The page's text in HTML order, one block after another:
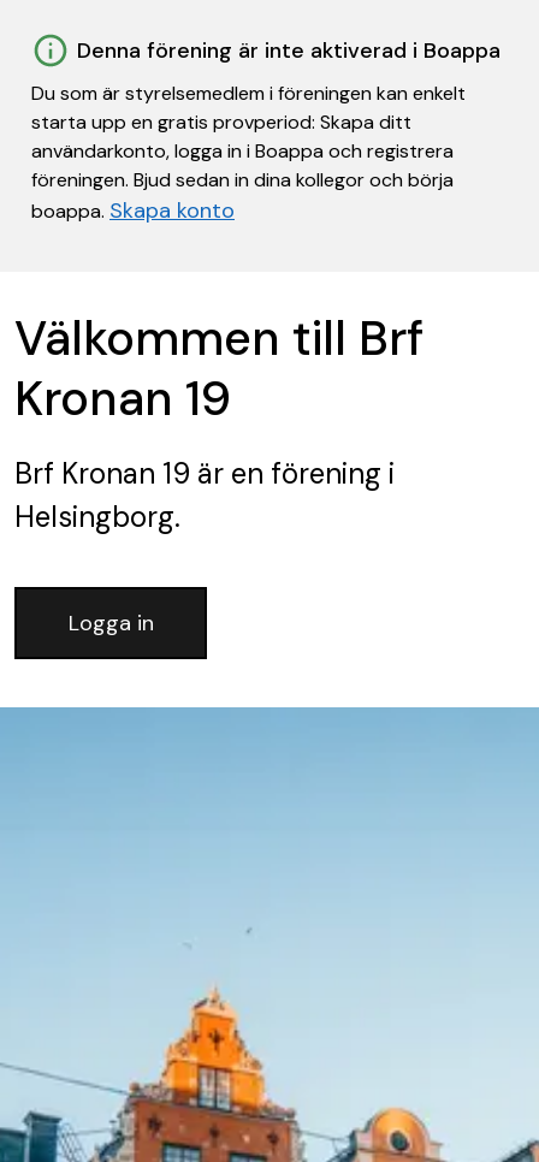
Denna förening är inte aktiverad i Boappa
Du som är styrelsemedlem i föreningen kan enkelt
starta upp en gratis provperiod: Skapa ditt
användarkonto, logga in i Boappa och registrera
föreningen. Bjud sedan in dina kollegor och börja
boappa. Skapa konto
Välkommen till Brf
Kronan 19
Brf Kronan 19 är en förening i
Helsingborg.
Logga in